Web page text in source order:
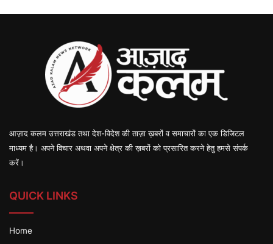
आज़ाद कलम उत्तराखंड तथा देश-विदेश की ताज़ा ख़बरों व समाचारों का एक डिजिटल
माध्यम है। अपने विचार अथवा अपने क्षेत्र की ख़बरों को प्रसारित करने हेतु हमसे संपर्क
करें।
QUICK LINKS
Home